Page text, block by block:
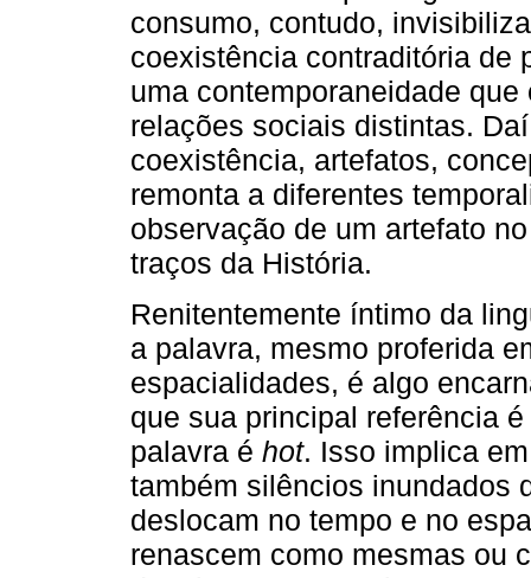
consumo, contudo,
coexistência contraditória de
uma contemporaneidade
relações sociais distintas.
coexistência, artefatos,
remonta a diferentes
observação de um artefato
traços da História.
Renitentemente íntimo da
a palavra, mesmo proferida
espacialidades, é algo
que sua principal referência
palavra é hot. Isso implica
também silêncios inundados
deslocam no tempo e no
renascem como mesmas ou